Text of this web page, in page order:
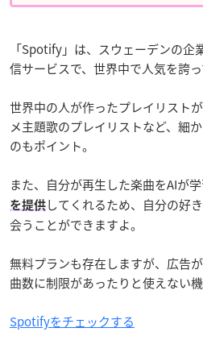
「Spotify」は、スウェーデンの企
信サービスで、世界中で人気を誇っ
世界中の人が作ったプレイリスト
メ主題歌のプレイリストなど、細
のもポイント。
また、自分が再生した楽曲をAIが学
を提供 してくれるため、自分の好
会うことができますよ。
無料プランも存在しますが、広告
曲数に制限があったりと使えない機
Spotifyをチェックする